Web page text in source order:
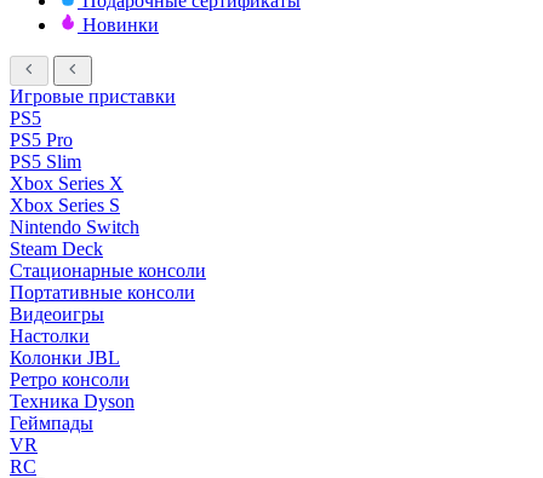
Новинки
Игровые приставки
PS5
PS5 Pro
PS5 Slim
Xbox Series X
Xbox Series S
Nintendo Switch
Steam Deck
Стационарные консоли
Портативные консоли
Видеоигры
Настолки
Колонки JBL
Ретро консоли
Техника Dyson
Геймпады
VR
RC